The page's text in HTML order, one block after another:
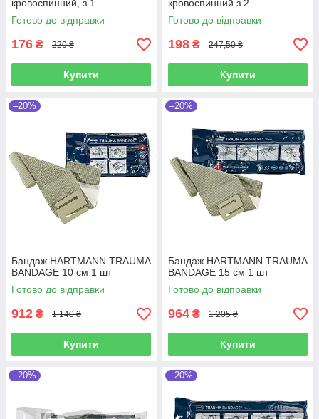
кровоспинний, з 1
подушечкою 10х18см
"Білосніжка" стерильний
Готово до відправки
176 ₴ 220 ₴
Купити
кровоспинний з 2
подушечками 15х18см
"Білосніжка" стерильний
Готово до відправки
198 ₴ 247,50 ₴
Купити
–20%
Бандаж HARTMANN TRAUMA
BANDAGE 10 см 1 шт
Готово до відправки
912 ₴ 1 140 ₴
Купити
–20%
Бандаж HARTMANN TRAUMA
BANDAGE 15 см 1 шт
Готово до відправки
964 ₴ 1 205 ₴
Купити
–20% –20%